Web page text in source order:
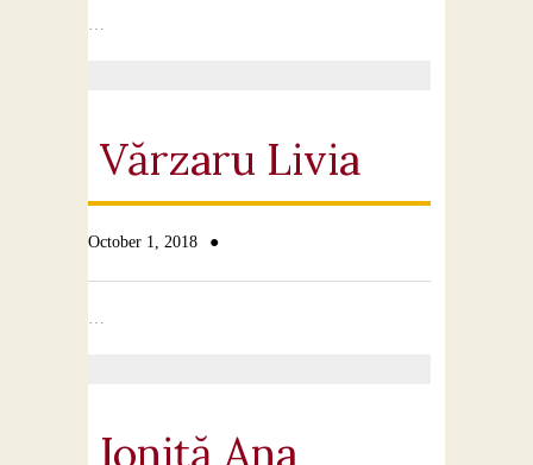
…
Vărzaru Livia
October 1, 2018 ●
…
Ioniță Ana